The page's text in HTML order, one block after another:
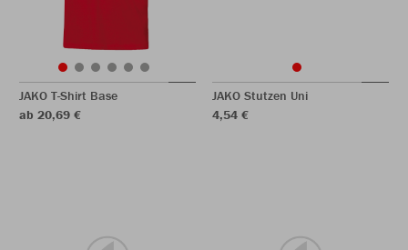
JAKO T-Shirt Base
ab 20,69 €
JAKO Stutzen Uni
4,54 €